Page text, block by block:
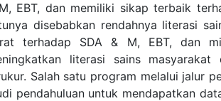
EBT, dan memiliki sikap terbaik
disebabkan rendahnya literasi
terhadap SDA & M, EBT, dan
literasi sains
Salah satu program melalui jalur
pendahuluan untuk mendapatkan